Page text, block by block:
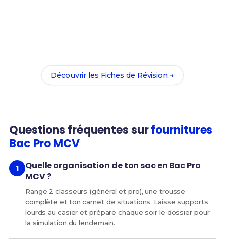
Découvrir les Fiches de Révision →
Questions fréquentes surfournitures
Bac Pro MCV
Quelle organisation de ton sac en Bac Pro
MCV ?
Range 2 classeurs (général et pro), une trousse
complète et ton carnet de situations. Laisse supports
lourds au casier et prépare chaque soir le dossier pour
la simulation du lendemain.